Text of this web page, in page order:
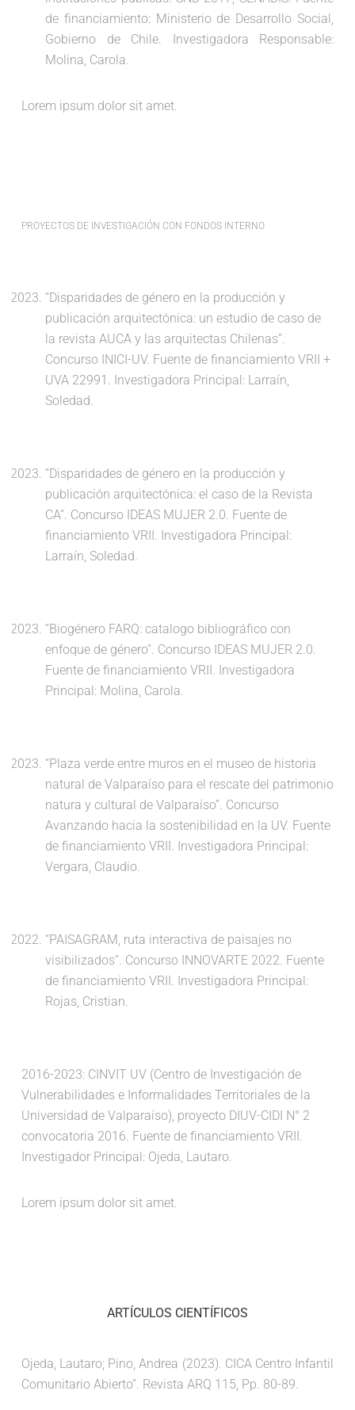
de financiamiento: Ministerio de Desarrollo Social,
Gobierno de Chile. Investigadora Responsable:
Molina, Carola.
Lorem ipsum dolor sit amet.
PROYECTOS DE INVESTIGACIÓN CON FONDOS INTERNO
“Disparidades de género en la producción y
publicación arquitectónica: un estudio de caso de
la revista AUCA y las arquitectas Chilenas”.
Concurso INICI-UV. Fuente de financiamiento VRII +
UVA 22991. Investigadora Principal: Larraín,
Soledad.
“Disparidades de género en la producción y
publicación arquitectónica: el caso de la Revista
CA”. Concurso IDEAS MUJER 2.0. Fuente de
financiamiento VRII. Investigadora Principal:
Larraín, Soledad.
“Biogénero FARQ: catalogo bibliográfico con
enfoque de género”. Concurso IDEAS MUJER 2.0.
Fuente de financiamiento VRII. Investigadora
Principal: Molina, Carola.
“Plaza verde entre muros en el museo de historia
natural de Valparaíso para el rescate del patrimonio
natura y cultural de Valparaíso”. Concurso
Avanzando hacia la sostenibilidad en la UV. Fuente
de financiamiento VRII. Investigadora Principal:
Vergara, Claudio.
“PAISAGRAM, ruta interactiva de paisajes no
visibilizados”. Concurso INNOVARTE 2022. Fuente
de financiamiento VRII. Investigadora Principal:
Rojas, Cristian.
2016-2023: CINVIT UV (Centro de Investigación de
Vulnerabilidades e Informalidades Territoriales de la
Universidad de Valparaíso), proyecto DIUV-CIDI N° ​2
convocatoria 2016. Fuente de financiamiento VRII.
Investigador Principal: Ojeda, Lautaro.
Lorem ipsum dolor sit amet.
ARTÍCULOS CIENTÍFICOS
Ojeda, Lautaro; Pino, Andrea (2023). CICA Centro Infantil
Comunitario Abierto”. Revista ARQ 115, Pp. 80-89.